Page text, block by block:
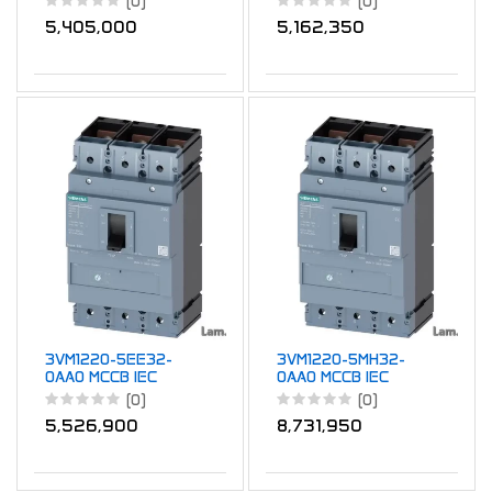
55KA TM FTFM
5,405,000
36KA TM ATFM
5,162,350
3VM1220-5EE32-
0AA0 MCCB IEC
FS250 200A 3P
55KA TM ATFM
(0)
5,526,900
3VM1220-5MH32-
0AA0 MCCB IEC
FS250 200A 3P
55KA TM AM
(0)
8,731,950